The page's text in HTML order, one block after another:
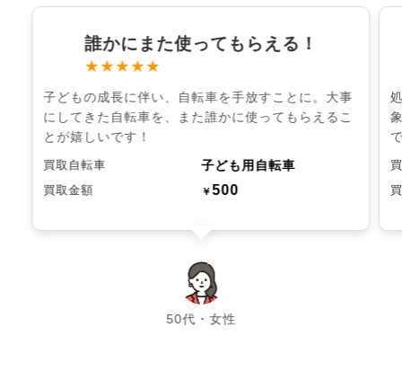
誰かにまた使ってもらえる！
★★★★★
子どもの成長に伴い、自転車を手放すことに。大事
にしてきた自転車を、また誰かに使ってもらえるこ
とが嬉しいです！
買取自転車 子ども用自転車
買取金額 ￥500
50代・女性
chevron_left chevron_right